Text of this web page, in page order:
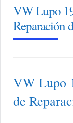
VW Lupo
Reparación
VW Lupo
de